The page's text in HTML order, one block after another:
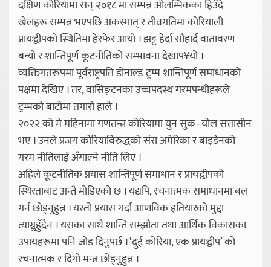
दक्षिण कोरियामा सन् २०१८ मा सम्पन्न ओलम्पिकका हिउँदे
खेलहरू सम्पन्न भएपछि अकस्मात् र तीव्रगतिमा कोरियाली
प्रायःद्वीपको स्थितिमा हेरफेर आयो । झट्ट हेर्दा सौहार्द वातावरण
बन्यो र शान्तिपूर्ण कूटनीतिको सम्भावना देखाप¥यो ।
व्यक्तिगतरूपमा पूर्वराष्ट्रपति डोनाल्ड ट्रम्प शान्तिपूर्ण समाधानको
पक्षमा देखिए । तर, वासिङ्टनका उच्चपदस्थ गरमपन्थीहरूले
ट्रम्पको बाटोमा तगारो हाले ।
२०२२ को मे महिनामा गणतन्त्र कोरियामा युन सुक–योल सत्तासीन
भए । उनले प्रजग कोरियाविरुद्धको संरा अमेरिका र बाइडेनको
गरम नीतिलाई अँगाल्ने नीति लिए ।
अहिले कूटनीतिक प्रयास शान्तिपूर्ण समाधान र प्रायःद्वीपको
स्थिरताबाट अन्तै मोडिएको छ । यद्यपि, रचनात्मक समाधानमा बल
गर्न छोड्नुहुन्न । यस्तो प्रयास गर्दा आणविक हतियारको मुद्दा
त्याग्नुहुँदैन । यसका साथै शान्ति सम्झौता तथा आर्थिक विकासका
उपायहरूमा पनि जोड दिनुपर्छ । ‘दुई कोरिया, एक प्रायःद्वीप’ को
रचनात्मक र दिगो मन्त्र छोड्नुहुन्न ।